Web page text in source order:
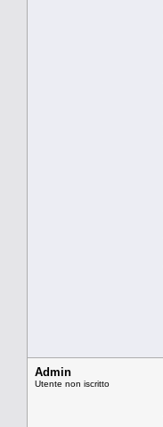
Admin
Utente non iscritto